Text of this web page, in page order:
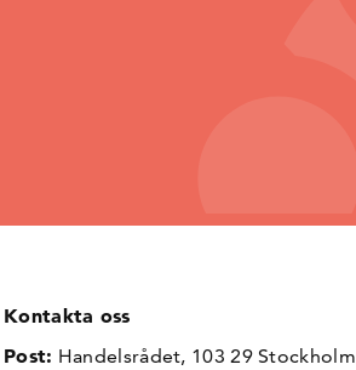
Kontakta oss
Post: Handelsrådet, 103 29 Stockholm